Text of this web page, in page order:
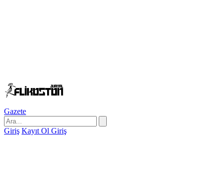
Gazete
Giriş Kayıt Ol Giriş